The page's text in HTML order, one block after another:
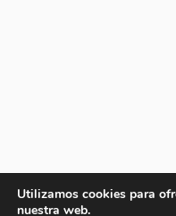
Utilizamos cookies para
nuestra web.